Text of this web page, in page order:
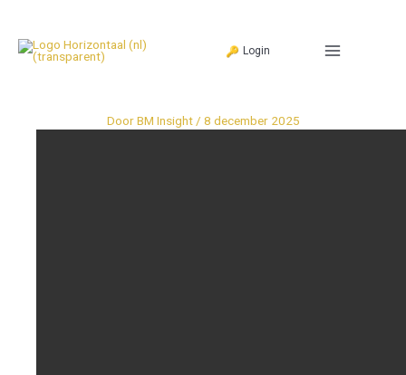
Login
DoorBM Insight / 8 december 2025